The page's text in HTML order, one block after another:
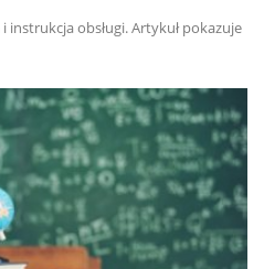
instrukcja obsługi. Artykuł pokazuje